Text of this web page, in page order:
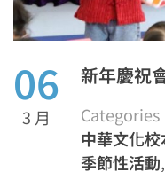
06
3 月
新年慶祝
Categories
中華文化
季節性活動,